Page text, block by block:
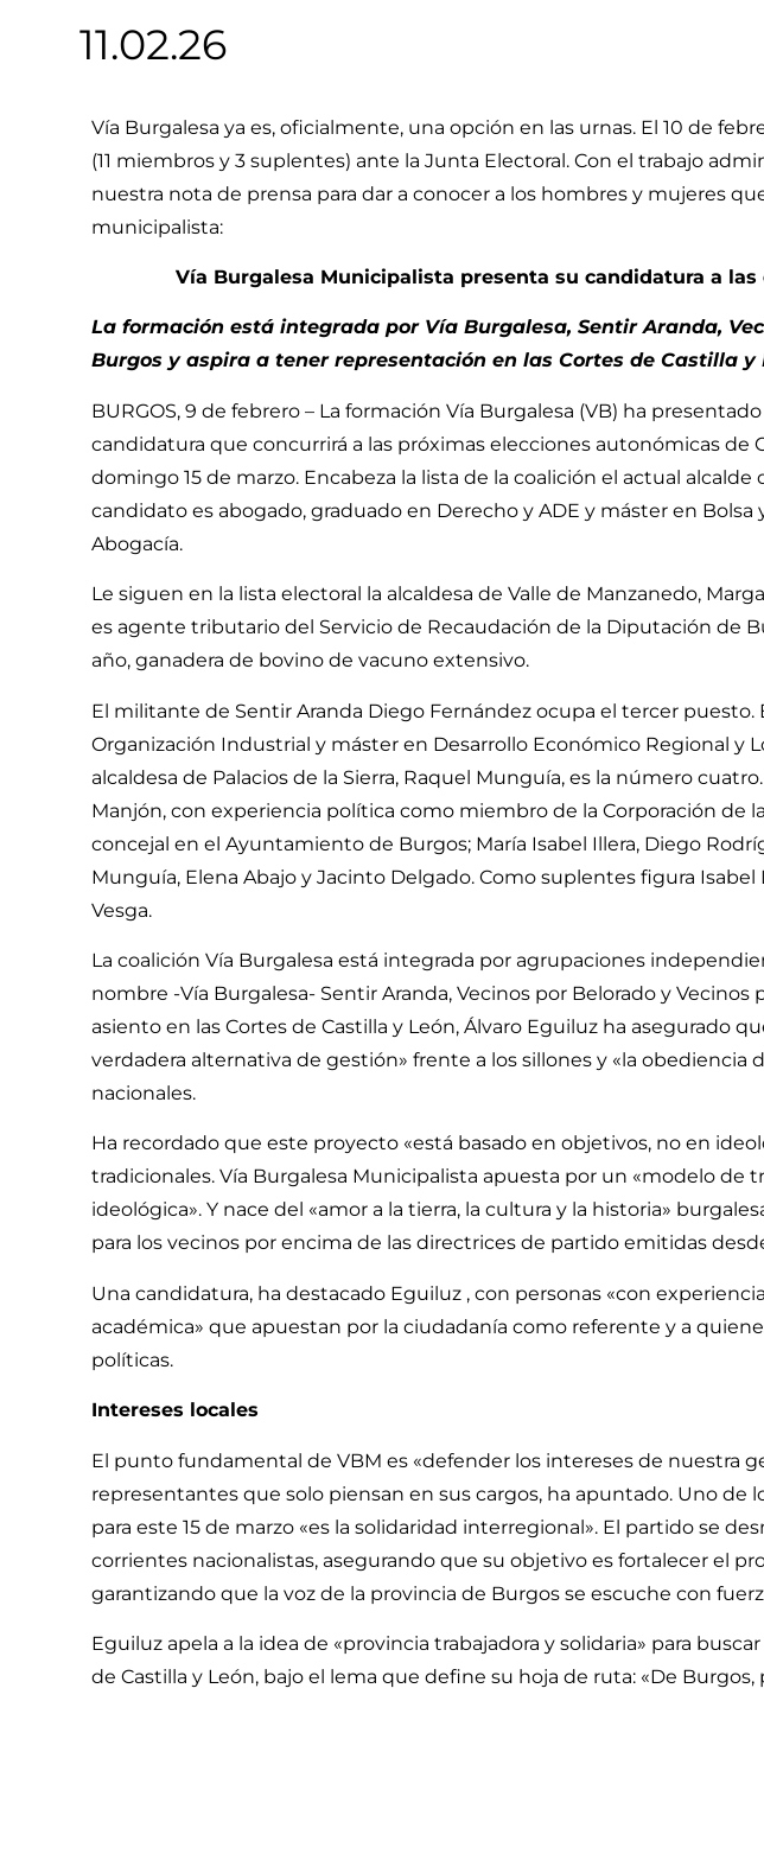
11.02.26
Vía Burgalesa ya es, oficialmente, una opción en las urnas. El 10 de
(11 miembros y 3 suplentes) ante la Junta Electoral. Con el trabajo
nuestra nota de prensa para dar a conocer a los hombres y mujeres
municipalista:
Vía Burgalesa Municipalista presenta su candidatura a las
La formación está integrada por Vía Burgalesa, Sentir Aranda,
Burgos y aspira a tener representación en las Cortes de Castilla y
BURGOS, 9 de febrero – La formación Vía Burgalesa (VB) ha
candidatura que concurrirá a las próximas elecciones autonómicas de
domingo 15 de marzo. Encabeza la lista de la coalición el actual alcalde
candidato es abogado, graduado en Derecho y ADE y máster en Bolsa
Abogacía.
Le siguen en la lista electoral la alcaldesa de Valle de Manzanedo,
es agente tributario del Servicio de Recaudación de la Diputación de
año, ganadera de bovino de vacuno extensivo.
El militante de Sentir Aranda Diego Fernández ocupa el tercer puesto.
Organización Industrial y máster en Desarrollo Económico Regional y
alcaldesa de Palacios de la Sierra, Raquel Munguía, es la número
Manjón, con experiencia política como miembro de la Corporación de
concejal en el Ayuntamiento de Burgos; María Isabel Illera, Diego
Munguía, Elena Abajo y Jacinto Delgado. Como suplentes figura
Vesga.
La coalición Vía Burgalesa está integrada por agrupaciones
nombre -Vía Burgalesa- Sentir Aranda, Vecinos por Belorado y
asiento en las Cortes de Castilla y León, Álvaro Eguiluz ha asegurado
verdadera alternativa de gestión» frente a los sillones y «la obediencia
nacionales.
Ha recordado que este proyecto «está basado en objetivos, no en
tradicionales. Vía Burgalesa Municipalista apuesta por un «modelo de
ideológica». Y nace del «amor a la tierra, la cultura y la historia»
para los vecinos por encima de las directrices de partido emitidas
Una candidatura, ha destacado Eguiluz , con personas «con
académica» que apuestan por la ciudadanía como referente y a
políticas.
Intereses locales
El punto fundamental de VBM es «defender los intereses de nuestra
representantes que solo piensan en sus cargos, ha apuntado. Uno de
para este 15 de marzo «es la solidaridad interregional». El partido se
corrientes nacionalistas, asegurando que su objetivo es fortalecer el
garantizando que la voz de la provincia de Burgos se escuche con
Eguiluz apela a la idea de «provincia trabajadora y solidaria» para
de Castilla y León, bajo el lema que define su hoja de ruta: «De Burgos,